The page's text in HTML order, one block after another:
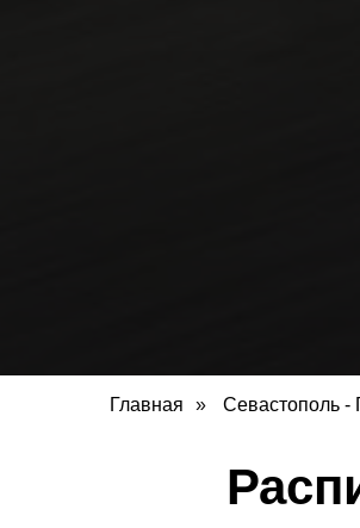
Главная » Севастополь -